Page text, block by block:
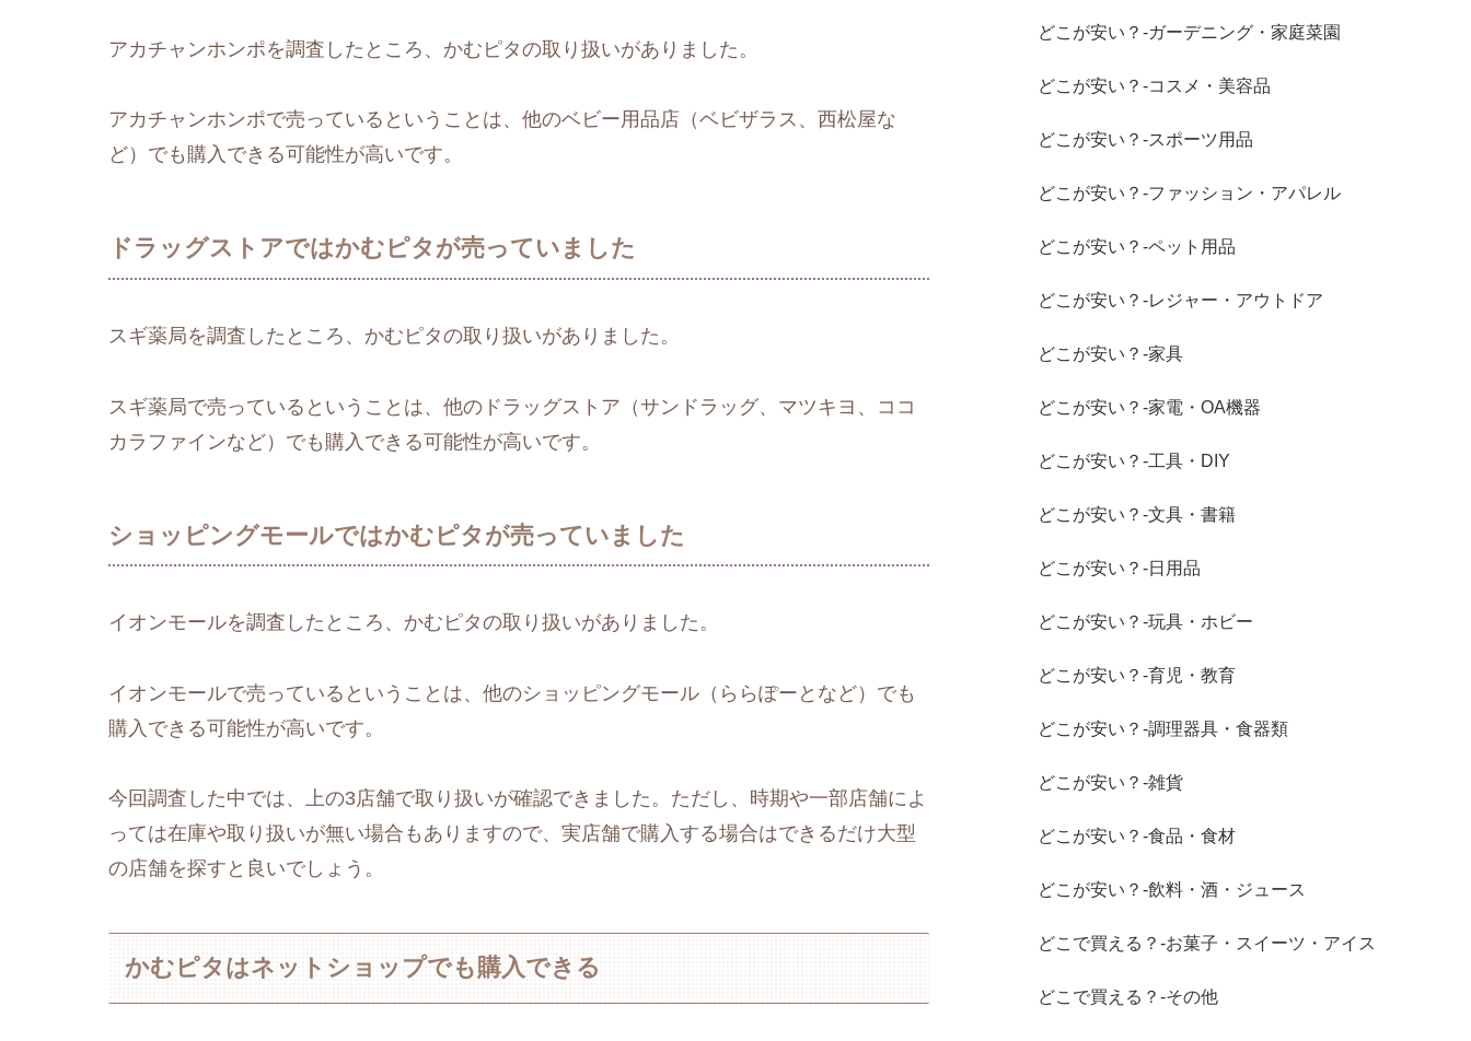
アカチャンホンポを調査したところ、かむピタの取り扱いがありました。
アカチャンホンポで売っているということは、他のベビー用品店（ベビザラス、西松屋な
ど）でも購入できる可能性が高いです。
ドラッグストアではかむピタが売っていました
スギ薬局を調査したところ、かむピタの取り扱いがありました。
スギ薬局で売っているということは、他のドラッグストア（サンドラッグ、マツキヨ、ココ
カラファインなど）でも購入できる可能性が高いです。
ショッピングモールではかむピタが売っていました
イオンモールを調査したところ、かむピタの取り扱いがありました。
イオンモールで売っているということは、他のショッピングモール（ららぽーとなど）でも
購入できる可能性が高いです。
今回調査した中では、上の3店舗で取り扱いが確認できました。ただし、時期や一部店舗によ
っては在庫や取り扱いが無い場合もありますので、実店舗で購入する場合はできるだけ大型
の店舗を探すと良いでしょう。
かむピタはネットショップでも購入できる
どこが安い？-ガーデニング・家庭菜園
どこが安い？-コスメ・美容品
どこが安い？-スポーツ用品
どこが安い？-ファッション・アパレル
どこが安い？-ペット用品
どこが安い？-レジャー・アウトドア
どこが安い？-家具
どこが安い？-家電・OA機器
どこが安い？-工具・DIY
どこが安い？-文具・書籍
どこが安い？-日用品
どこが安い？-玩具・ホビー
どこが安い？-育児・教育
どこが安い？-調理器具・食器類
どこが安い？-雑貨
どこが安い？-食品・食材
どこが安い？-飲料・酒・ジュース
どこで買える？-お菓子・スイーツ・アイス
どこで買える？-その他